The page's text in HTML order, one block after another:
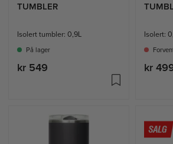
TUMBLER
Isolert tumbler: 0,9L
På lager
kr 549
Isolert:
kr